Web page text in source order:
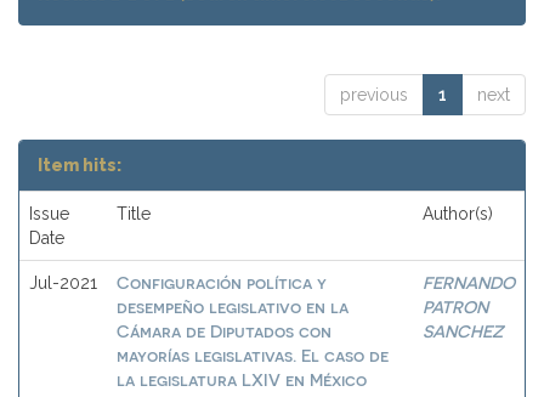
previous 1 next
Item hits:
Issue
Date
Title Author(s)
Jul-2021
Configuración política y
desempeño legislativo en la
Cámara de Diputados con
mayorías legislativas. El caso de
la legislatura LXIV en México
FERNANDO
PATRON
SANCHEZ